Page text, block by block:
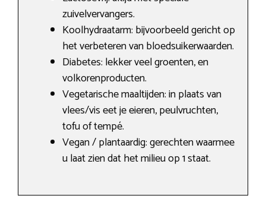
zuivelvervangers.
Koolhydraatarm: bijvoorbeeld gericht op
het verbeteren van bloedsuikerwaarden.
Diabetes: lekker veel groenten, en
volkorenproducten.
Vegetarische maaltijden: in plaats van
vlees/vis eet je eieren, peulvruchten,
tofu of tempé.
Vegan / plantaardig: gerechten waarmee
u laat zien dat het milieu op 1 staat.